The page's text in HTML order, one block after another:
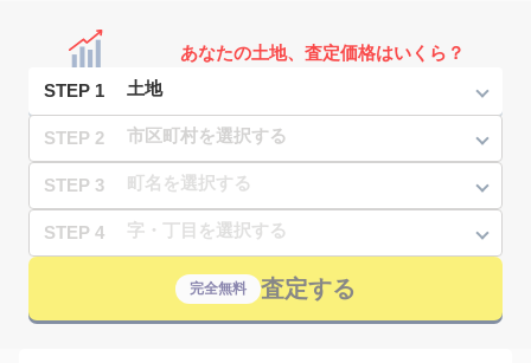
あなたの土地、査定価格はいくら？
STEP 1
STEP 2
STEP 3
STEP 4
完全無料 査定する